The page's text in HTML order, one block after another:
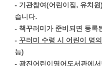
- 기관참여(어린이집, 유치
습니다.
- 책꾸러미가 준비되면 등록
- 꾸러미 수령 시 어린이 명
능)
- 광진어린이영어도서관에